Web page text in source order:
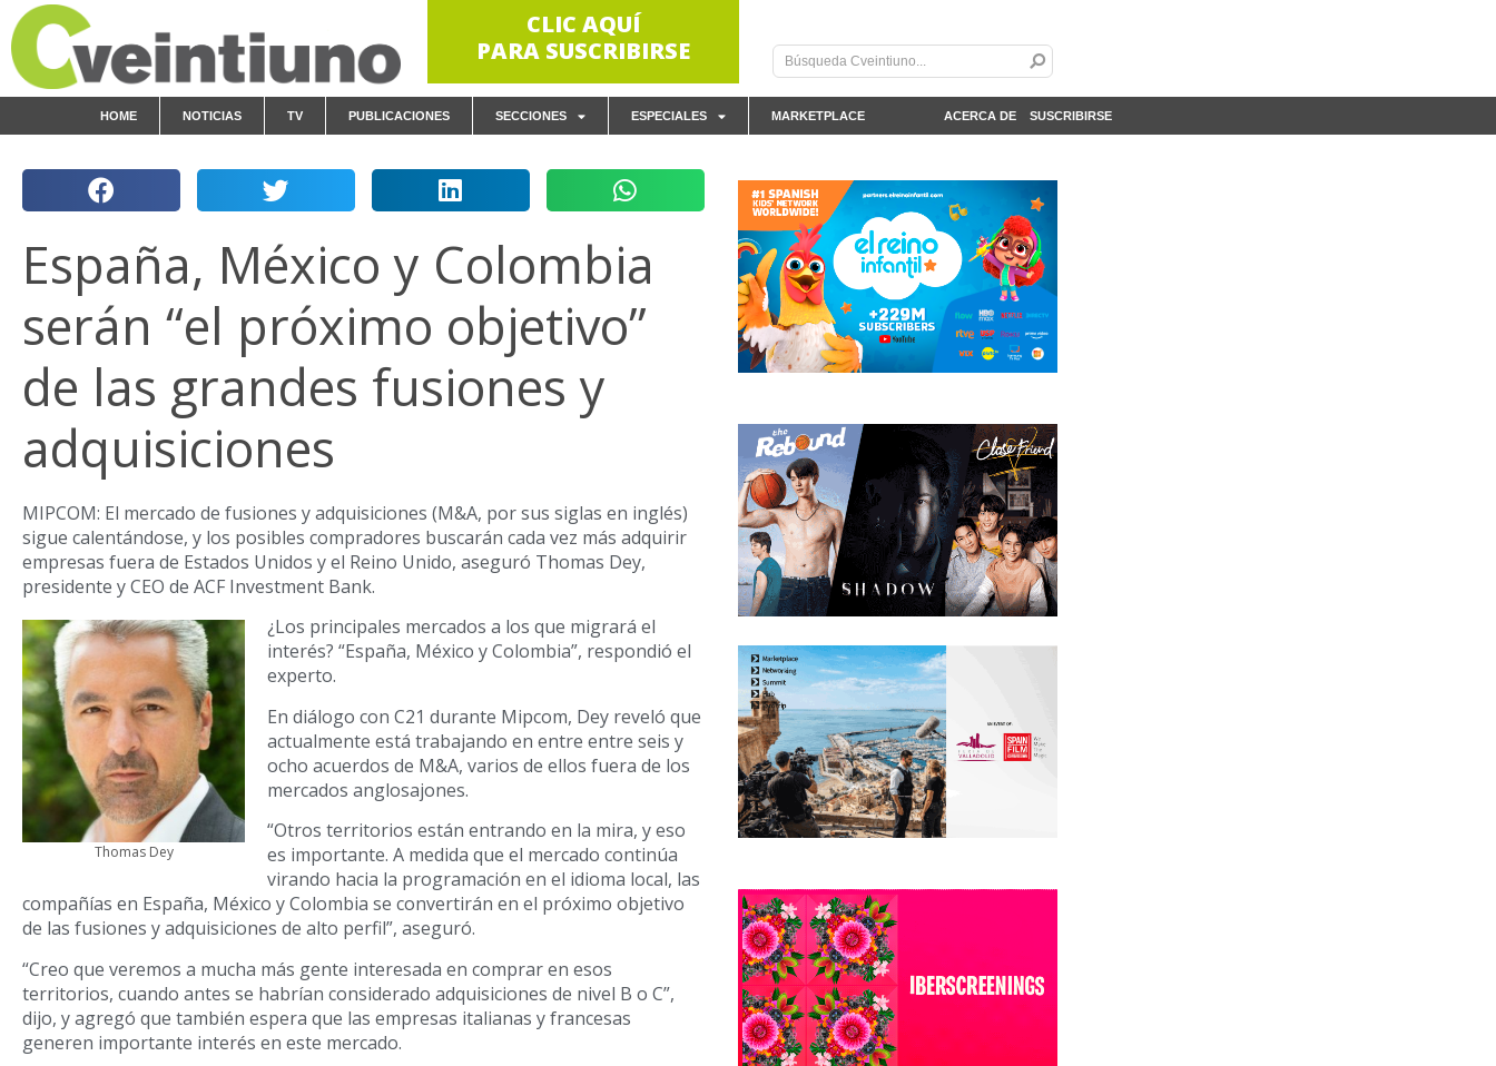
CLIC AQUÍ
PARA SUSCRIBIRSE
ACERCA DE
HOME NOTICIAS TV PUBLICACIONES SECCIONES ESPECIALES MARKETPLACE SUSCRIBIRSE
España, México y Colombia
serán “el próximo objetivo”
de las grandes fusiones y
adquisiciones
MIPCOM: El mercado de fusiones y adquisiciones (M&A, por sus siglas en inglés)
sigue calentándose, y los posibles compradores buscarán cada vez más adquirir
empresas fuera de Estados Unidos y el Reino Unido, aseguró Thomas Dey,
presidente y CEO de ACF Investment Bank.
Thomas Dey
¿Los principales mercados a los que migrará el
interés? “España, México y Colombia”, respondió el
experto.
En diálogo con C21 durante Mipcom, Dey reveló que
actualmente está trabajando en entre entre seis y
ocho acuerdos de M&A, varios de ellos fuera de los
mercados anglosajones.
“Otros territorios están entrando en la mira, y eso
es importante. A medida que el mercado continúa
virando hacia la programación en el idioma local, las
compañías en España, México y Colombia se convertirán en el próximo objetivo
de las fusiones y adquisiciones de alto perfil”, aseguró.
“Creo que veremos a mucha más gente interesada en comprar en esos
territorios, cuando antes se habrían considerado adquisiciones de nivel B o C”,
dijo, y agregó que también espera que las empresas italianas y francesas
generen importante interés en este mercado.